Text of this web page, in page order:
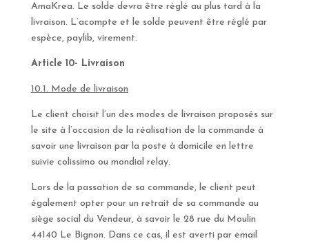
AmaKrea. Le solde devra être réglé au plus tard à la
livraison. L’acompte et le solde peuvent être réglé par
espèce, paylib, virement.
Article 10- Livraison
10.1. Mode de livraison
Le client choisit l’un des modes de livraison proposés sur
le site à l’occasion de la réalisation de la commande à
savoir une livraison par la poste à domicile en lettre
suivie colissimo ou mondial relay.
Lors de la passation de sa commande, le client peut
également opter pour un retrait de sa commande au
siège social du Vendeur, à savoir le 28 rue du Moulin
44140 Le Bignon. Dans ce cas, il est averti par email